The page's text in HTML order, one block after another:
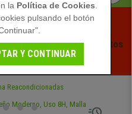
en Ofisillas! Descuentos
Limitado - Ver Promo
Reacondicionadas
la Política de Cookies
pulsando el botón
Y CONTINUAR